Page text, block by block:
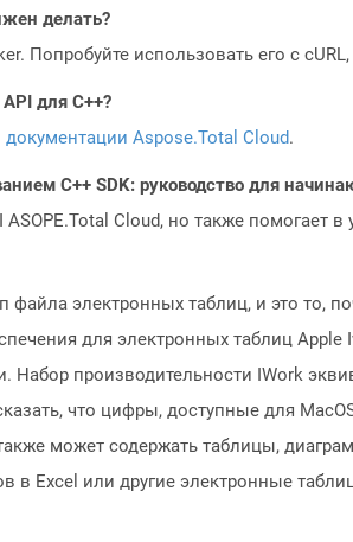
делать?
Попробуйте использовать его с
для C++?
документации Aspose.Total Cloud.
C++ SDK: руководство для
Cloud, но также помогает
электронных таблиц, и это то,
для электронных таблиц Apple
Набор производительности IWork
что цифры, доступные для
может содержать таблицы,
в Excel или другие электронные